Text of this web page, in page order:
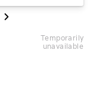
temporarily
unavailable